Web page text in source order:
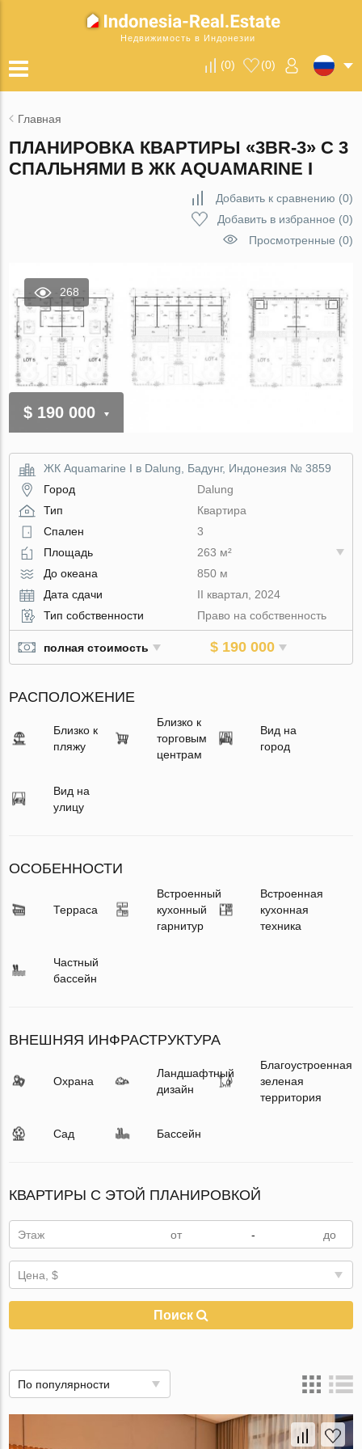
Недвижимость в Индонезии
(0) (0)
Главная
ПЛАНИРОВКА КВАРТИРЫ «3BR-3» С 3
СПАЛЬНЯМИ В ЖК AQUAMARINE I
Добавить к сравнению (0)
Добавить в избранное (0)
Просмотренные (0)
268
$ 190 000
ЖК Aquamarine I в Dalung, Бадунг, Индонезия № 3859
Город
Dalung
Тип
Квартира
Спален
3
Площадь
263 м²
До океана
850 м
Дата сдачи
II квартал, 2024
Тип собственности
Право на собственность
полная стоимость $ 190 000
РАСПОЛОЖЕНИЕ
Близко к
пляжу
Близко к
торговым
центрам
Вид на
город
Вид на
улицу
ОСОБЕННОСТИ
Терраса
Встроенный
кухонный
гарнитур
Встроенная
кухонная
техника
Частный
бассейн
ВНЕШНЯЯ ИНФРАСТРУКТУРА
Охрана
Ландшафтный
дизайн
Благоустроенная
зеленая
территория
Сад Бассейн
КВАРТИРЫ С ЭТОЙ ПЛАНИРОВКОЙ
Этаж -
Цена, $
Поиск
По популярности